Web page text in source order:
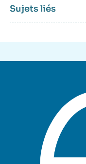
Sujets liés